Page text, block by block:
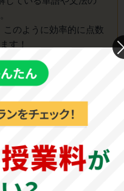
このように効率的に点数
す！